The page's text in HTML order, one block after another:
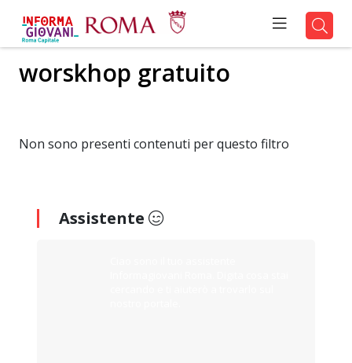
worskhop gratuito
Non sono presenti contenuti per questo filtro
Assistente